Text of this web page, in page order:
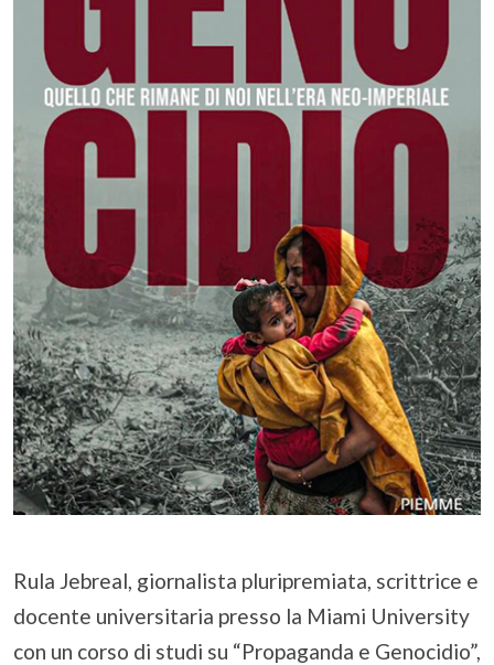
Rula Jebreal, giornalista pluripremiata, scrittrice e
docente universitaria presso la Miami University
con un corso di studi su “Propaganda e Genocidio”,